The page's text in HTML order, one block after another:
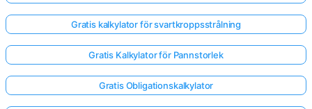
Gratis kalkylator för svartkroppsstrålning
Gratis Kalkylator för Pannstorlek
Gratis Obligationskalkylator